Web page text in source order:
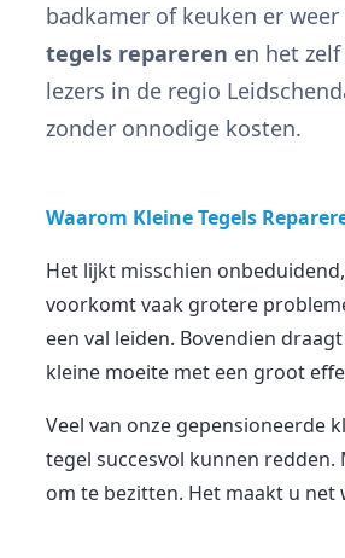
badkamer of keuken er
tegels repareren en het
lezers in de regio
zonder onnodige kosten.
Waarom Kleine Tegels
Het lijkt misschien
voorkomt vaak grotere
een val leiden. Bovendien
kleine moeite met een groot
Veel van onze gepensioneerde
tegel succesvol kunnen
om te bezitten. Het maakt u